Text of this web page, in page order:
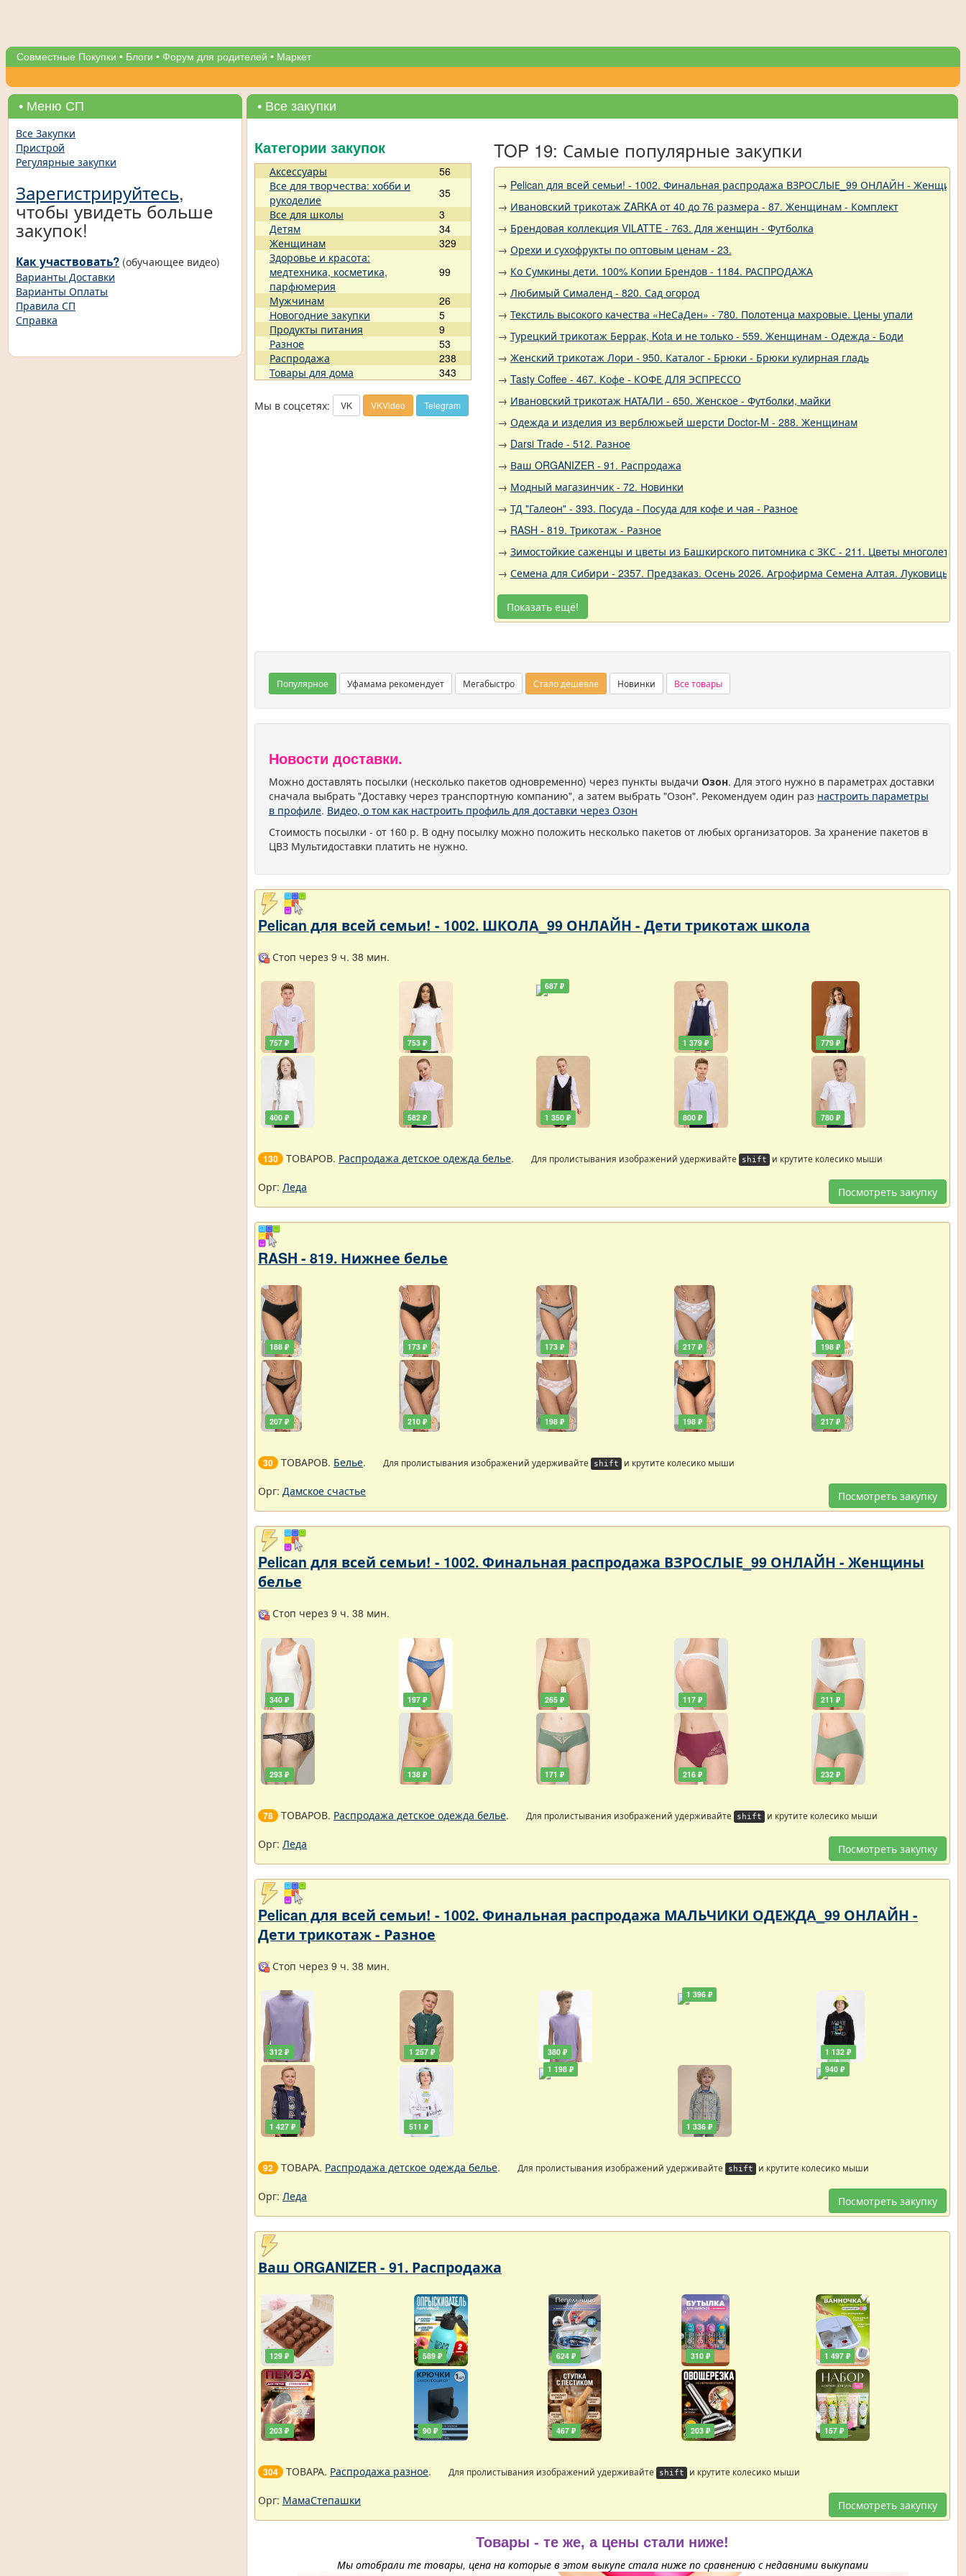
Совместные Покупки • Блоги • Форум для родителей • Маркет
• Меню СП
Все Закупки
Пристрой
Регулярные закупки
Зарегистрируйтесь,
чтобы увидеть больше
закупок!
Как участвовать? (обучающее видео)
Варианты Доставки
Варианты Оплаты
Правила СП
Справка
• Все закупки
Категории закупок
Аксессуары
56
Все для творчества: хобби и
рукоделие
35
Все для школы
3
Детям
34
Женщинам
329
Здоровье и красота:
медтехника, косметика,
парфюмерия
99
Мужчинам
26
Новогодние закупки
5
Продукты питания
9
Разное
53
Распродажа
238
Товары для дома
343
Мы в соцсетях: VK VKVideo Telegram
TOP 19: Самые популярные закупки
→ Pelican для всей семьи! - 1002. Финальная распродажа ВЗРОСЛЫЕ_99 ОНЛАЙН - Женщины
→ Ивановский трикотаж ZARKA от 40 до 76 размера - 87. Женщинам - Комплект
→ Брендовая коллекция VILATTE - 763. Для женщин - Футболка
→ Орехи и сухофрукты по оптовым ценам - 23.
→ Ко Сумкины дети. 100% Копии Брендов - 1184. РАСПРОДАЖА
→ Любимый Сималенд - 820. Сад огород
→ Текстиль высокого качества «НеСаДен» - 780. Полотенца махровые. Цены упали
→ Турецкий трикотаж Беррак, Kota и не только - 559. Женщинам - Одежда - Боди
→ Женский трикотаж Лори - 950. Каталог - Брюки - Брюки кулирная гладь
→ Tasty Coffee - 467. Кофе - КОФЕ ДЛЯ ЭСПРЕССО
→ Ивановский трикотаж НАТАЛИ - 650. Женское - Футболки, майки
→ Одежда и изделия из верблюжьей шерсти Doctor-M - 288. Женщинам
→ Darsi Trade - 512. Разное
→ Ваш ORGANIZER - 91. Распродажа
→ Модный магазинчик - 72. Новинки
→ ТД "Галеон" - 393. Посуда - Посуда для кофе и чая - Разное
→ RASH - 819. Трикотаж - Разное
→ Зимостойкие саженцы и цветы из Башкирского питомника с ЗКС - 211. Цветы
→ Семена для Сибири - 2357. Предзаказ. Осень 2026. Агрофирма Семена Алтая. Луковицы.
Показать ещё!
Популярное Уфамама рекомендует Мегабыстро Стало дешевле Новинки Все товары
Новости доставки.
Можно доставлять посылки (несколько пакетов одновременно) через пункты выдачи Озон. Для этого нужно в параметрах доставки
сначала выбрать "Доставку через транспортную компанию", а затем выбрать "Озон". Рекомендуем один раз настроить параметры
в профиле. Видео, о том как настроить профиль для доставки через Озон
Стоимость посылки - от 160 р. В одну посылку можно положить несколько пакетов от любых организаторов. За хранение пакетов в
ЦВЗ Мультидоставки платить не нужно.
Pelican для всей семьи! - 1002. ШКОЛА_99 ОНЛАЙН - Дети трикотаж школа
Стоп через 9 ч. 38 мин.
757 ₽
400 ₽
753 ₽
582 ₽
687 ₽
1 350 ₽
1 379 ₽
800 ₽
779 ₽
780 ₽
130 ТОВАРОВ. Распродажа детское одежда белье. Для пролистывания изображений удерживайте shift и крутите колесико мыши
Посмотреть закупку
Орг: Леда
RASH - 819. Нижнее белье
188 ₽
207 ₽
173 ₽
210 ₽
173 ₽
198 ₽
217 ₽
198 ₽
198 ₽
217 ₽
30 ТОВАРОВ. Белье. Для пролистывания изображений удерживайте shift и крутите колесико мыши
Посмотреть закупку
Орг: Дамское счастье
Pelican для всей семьи! - 1002. Финальная распродажа ВЗРОСЛЫЕ_99 ОНЛАЙН - Женщины
белье
Стоп через 9 ч. 38 мин.
340 ₽
293 ₽
197 ₽
138 ₽
265 ₽
171 ₽
117 ₽
216 ₽
211 ₽
232 ₽
78 ТОВАРОВ. Распродажа детское одежда белье. Для пролистывания изображений удерживайте shift и крутите колесико мыши
Посмотреть закупку
Орг: Леда
Pelican для всей семьи! - 1002. Финальная распродажа МАЛЬЧИКИ ОДЕЖДА_99 ОНЛАЙН -
Дети трикотаж - Разное
Стоп через 9 ч. 38 мин.
312 ₽
1 427 ₽
1 257 ₽
511 ₽
380 ₽
1 198 ₽
1 396 ₽
1 336 ₽
1 132 ₽
940 ₽
92 ТОВАРА. Распродажа детское одежда белье. Для пролистывания изображений удерживайте shift и крутите колесико мыши
Посмотреть закупку
Орг: Леда
Ваш ORGANIZER - 91. Распродажа
129 ₽
203 ₽
589 ₽
90 ₽
624 ₽
467 ₽
310 ₽
203 ₽
1 497 ₽
157 ₽
304 ТОВАРА. Распродажа разное. Для пролистывания изображений удерживайте shift и крутите колесико мыши
Посмотреть закупку
Орг: МамаСтепашки
Товары - те же, а цены стали ниже!
Мы отобрали те товары, цена на которые в этом выкупе стала ниже по сравнению с недавними выкупами